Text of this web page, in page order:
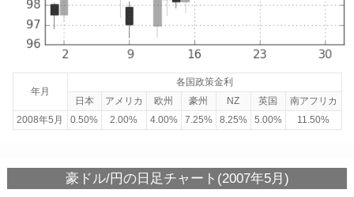
年月
各国政策金利
日本
アメリカ 欧州 豪州 NZ 英国
南アフリカ
2008年5月
0.50% 2.00% 4.00% 7.25% 8.25% 5.00% 11.50%
豪ドル/円の日足チャート(2007年5月)